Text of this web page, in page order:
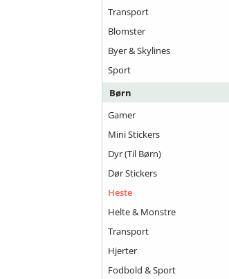
Transport
Blomster
Byer & Skylines
Sport
Børn
Gamer
Mini Stickers
Dyr (til Børn)
Dør Stickers
Heste
Helte & Monstre
Transport
Hjerter
Fodbold & Sport